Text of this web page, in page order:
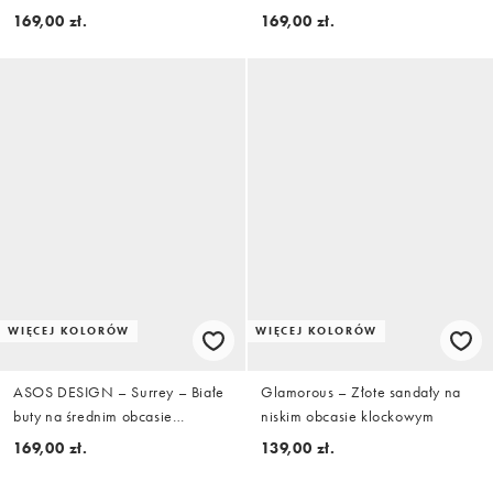
obcasie z paskami w kształcie
169,00 zł.
169,00 zł.
WIĘCEJ KOLORÓW
ASOS DESIGN – Surrey – Białe
buty na średnim obcasie
klockowym z paskiem za piętą i
169,00 zł.
WIĘCEJ KOLORÓW
Glamorous – Złote sandały na
niskim obcasie klockowym
139,00 zł.